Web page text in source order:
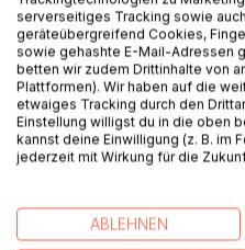
deutsche Justiz hat versagt.
Unterstützung, und die Täter
Rechenschaft gezogen.
staatlichen Institutionen war
ausgesetzt. Es gab auch
gewaltbetroffener Kinder
angewandt wurden. Diese
und entgingen ihrer
haben.
serverseitiges Tracking sowie
geräteübergreifend Cookies,
sowie gehashte E-Mail-Adressen
betten wir zudem Drittinhalte von
Plattformen). Wir haben auf die
etwaiges Tracking durch den
Einstellung willigst du in die oben
kannst deine Einwilligung (z. B. im
jederzeit mit Wirkung für die
ABLEHNEN